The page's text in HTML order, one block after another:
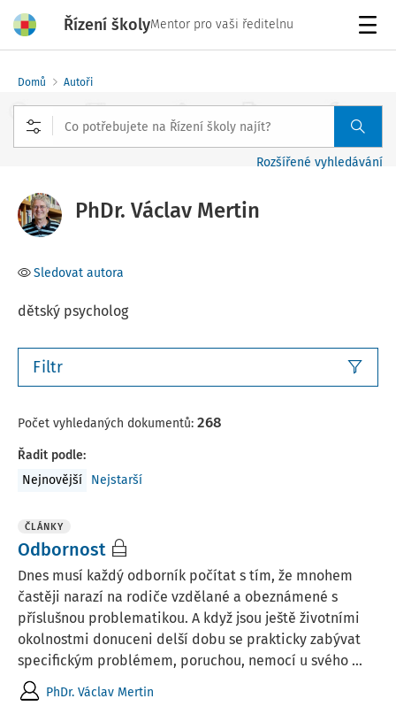
Řízení školyMentor pro vaši ředitelnu
Domů Autoři
Rozšířené vyhledávání
PhDr. Václav Mertin
Sledovat autora
dětský psycholog
Filtr
Počet vyhledaných dokumentů: 268
Řadit podle:
Nejnovější
Nejstarší
ČLÁNKY
Odbornost
Dnes musí každý odborník počítat s tím, že mnohem
častěji narazí na rodiče vzdělané a obeznámené s
příslušnou problematikou. A když jsou ještě životními
okolnostmi donuceni delší dobu se prakticky zabývat
specifickým problémem, poruchou, nemocí u svého ...
PhDr. Václav Mertin